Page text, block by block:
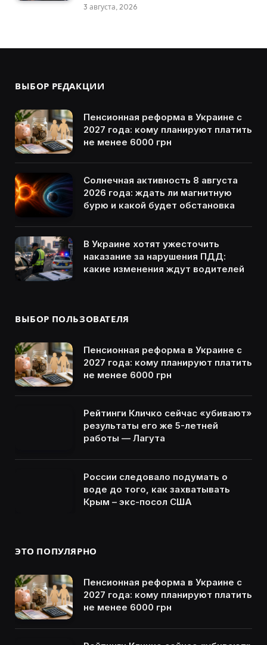
3 августа, 2026
ВЫБОР РЕДАКЦИИ
Пенсионная реформа в Украине с
2027 года: кому планируют платить
не менее 6000 грн
Солнечная активность 8 августа
2026 года: ждать ли магнитную
бурю и какой будет обстановка
В Украине хотят ужесточить
наказание за нарушения ПДД:
какие изменения ждут водителей
ВЫБОР ПОЛЬЗОВАТЕЛЯ
Пенсионная реформа в Украине с
2027 года: кому планируют платить
не менее 6000 грн
Рейтинги Кличко сейчас «убивают»
результаты его же 5-летней
работы — Лагута
России следовало подумать о
воде до того, как захватывать
Крым – экс-посол США
ЭТО ПОПУЛЯРНО
Пенсионная реформа в Украине с
2027 года: кому планируют платить
не менее 6000 грн